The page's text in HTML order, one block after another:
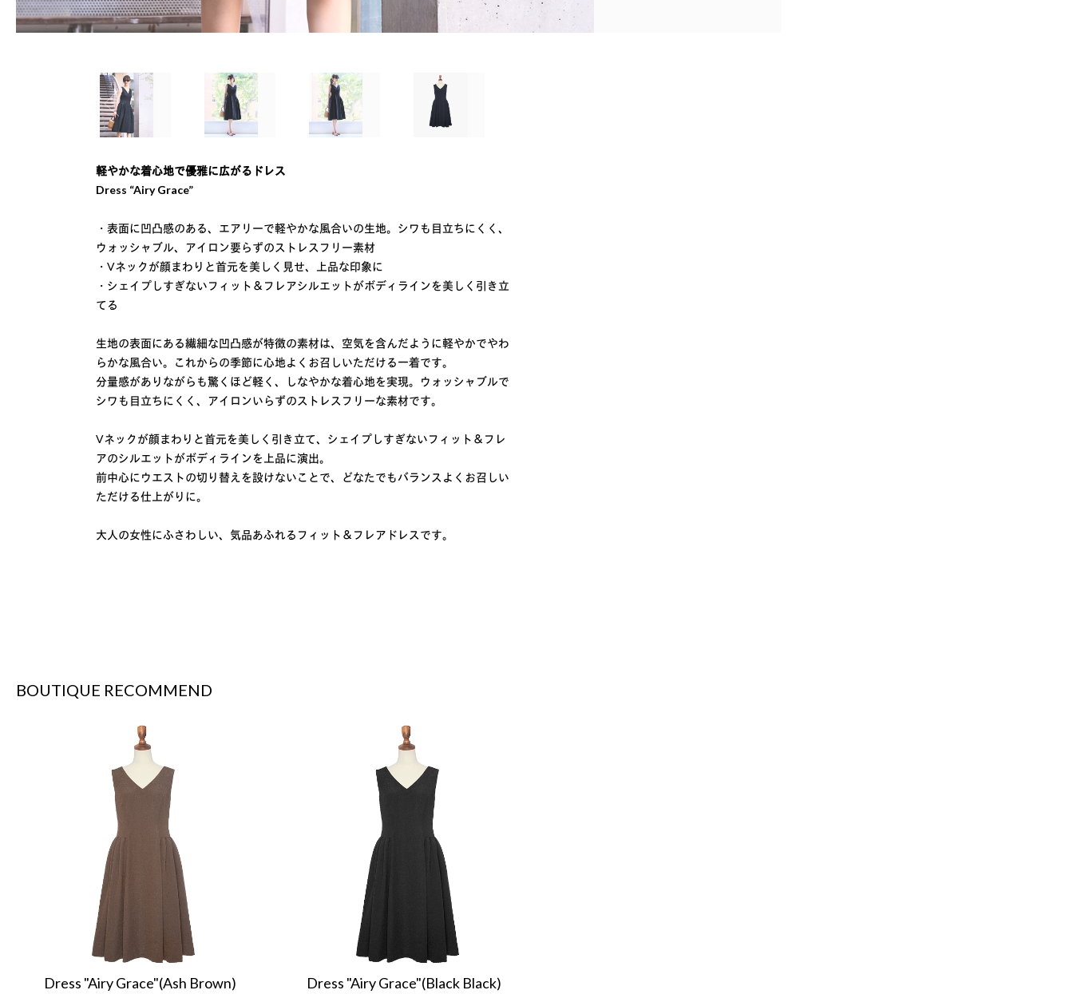
軽やかな着心地で優雅に広がるドレス
Dress “Airy Grace”
・表面に凹凸感のある、エアリーで軽やかな風合いの生地。シワも目立ちにくく、
ウォッシャブル、アイロン要らずのストレスフリー素材
・Vネックが顔まわりと首元を美しく見せ、上品な印象に
・シェイプしすぎないフィット＆フレアシルエットがボディラインを美しく引き立
てる
生地の表面にある繊細な凹凸感が特徴の素材は、空気を含んだように軽やかでやわ
らかな風合い。これからの季節に心地よくお召しいただける一着です。
分量感がありながらも驚くほど軽く、しなやかな着心地を実現。ウォッシャブルで
シワも目立ちにくく、アイロンいらずのストレスフリーな素材です。
Vネックが顔まわりと首元を美しく引き立て、シェイプしすぎないフィット＆フレ
アのシルエットがボディラインを上品に演出。
前中心にウエストの切り替えを設けないことで、どなたでもバランスよくお召しい
ただける仕上がりに。
大人の女性にふさわしい、気品あふれるフィット＆フレアドレスです。
BOUTIQUE RECOMMEND
Dress "Airy Grace"(Ash Brown) Dress "Airy Grace"(Black Black)